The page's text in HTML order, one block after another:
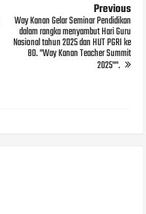
Previous
Way Kanan Gelar Seminar Pendidikan
dalam rangka menyambut Hari Guru
Nasional tahun 2025 dan HUT PGRI ke
80. "Way Kanan Teacher Summit
2025"".